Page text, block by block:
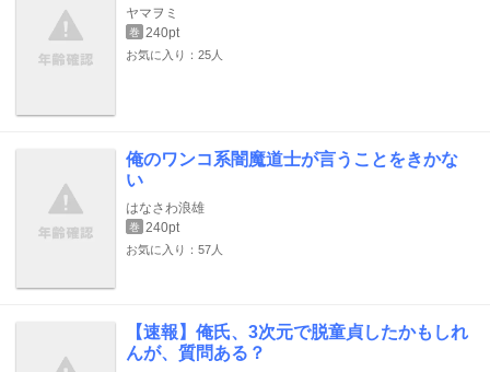
ヤマヲミ
巻 240pt
お気に入り：25人
俺のワンコ系闇魔道士が言うことをきかな
い
はなさわ浪雄
巻 240pt
お気に入り：57人
【速報】俺氏、3次元で脱童貞したかもしれ
んが、質問ある？